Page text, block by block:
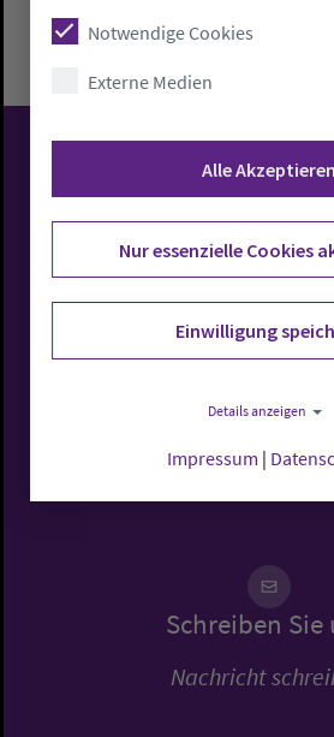
Zurück zu
Evangelisch-
Kirche in
Schreiben Sie
Nachricht
Notwendige Cookies
Externe Medien
Alle Akzeptieren
Nur essenzielle Cookies
Einwilligung
Details anzeigen
Impressum |